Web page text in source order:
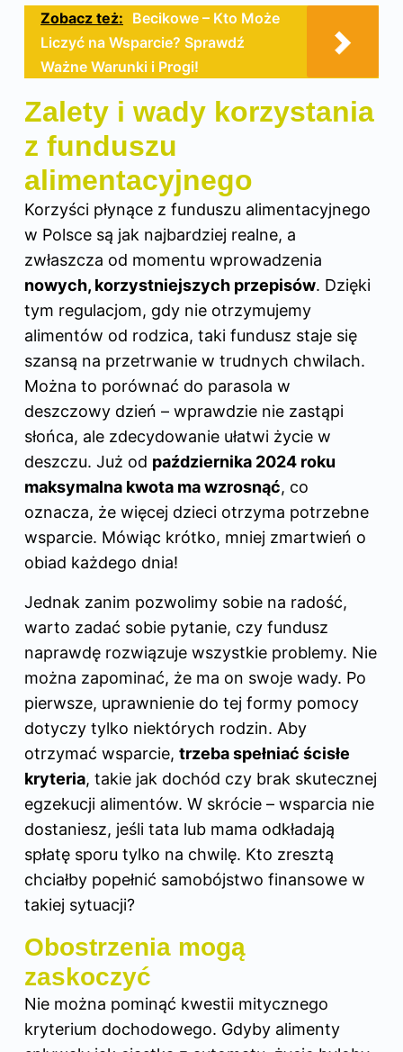
Zobacz też: Becikowe – Kto Może
Liczyć na Wsparcie? Sprawdź
Ważne Warunki i Progi!
Zalety i wady korzystania
z funduszu
alimentacyjnego
Korzyści płynące z funduszu alimentacyjnego
w Polsce są jak najbardziej realne, a
zwłaszcza od momentu wprowadzenia
nowych, korzystniejszych przepisów. Dzięki
tym regulacjom, gdy nie otrzymujemy
alimentów od rodzica, taki fundusz staje się
szansą na przetrwanie w trudnych chwilach.
Można to porównać do parasola w
deszczowy dzień – wprawdzie nie zastąpi
słońca, ale zdecydowanie ułatwi życie w
deszczu. Już od października 2024 roku
maksymalna kwota ma wzrosnąć, co
oznacza, że więcej dzieci otrzyma potrzebne
wsparcie. Mówiąc krótko, mniej zmartwień o
obiad każdego dnia!
Jednak zanim pozwolimy sobie na radość,
warto zadać sobie pytanie, czy fundusz
naprawdę rozwiązuje wszystkie problemy. Nie
można zapominać, że ma on swoje wady. Po
pierwsze, uprawnienie do tej formy pomocy
dotyczy tylko niektórych rodzin. Aby
otrzymać wsparcie, trzeba spełniać ścisłe
kryteria, takie jak dochód czy brak skutecznej
egzekucji alimentów. W skrócie – wsparcia nie
dostaniesz, jeśli tata lub mama odkładają
spłatę sporu tylko na chwilę. Kto zresztą
chciałby popełnić samobójstwo finansowe w
takiej sytuacji?
Obostrzenia mogą
zaskoczyć
Nie można pominąć kwestii mitycznego
kryterium dochodowego. Gdyby alimenty